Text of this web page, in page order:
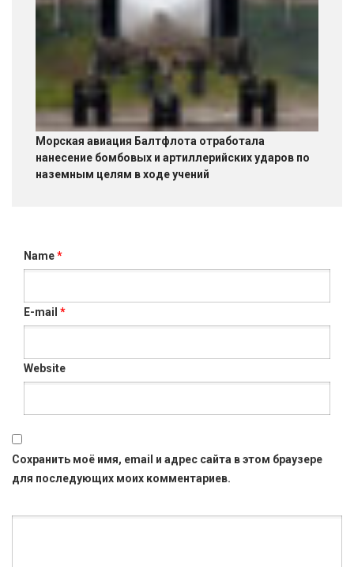
Морская авиация Балтфлота отработала
нанесение бомбовых и артиллерийских ударов по
наземным целям в ходе учений
Name*
E-mail *
Website
Сохранить моё имя, email и адрес сайта в этом браузере
для последующих моих комментариев.